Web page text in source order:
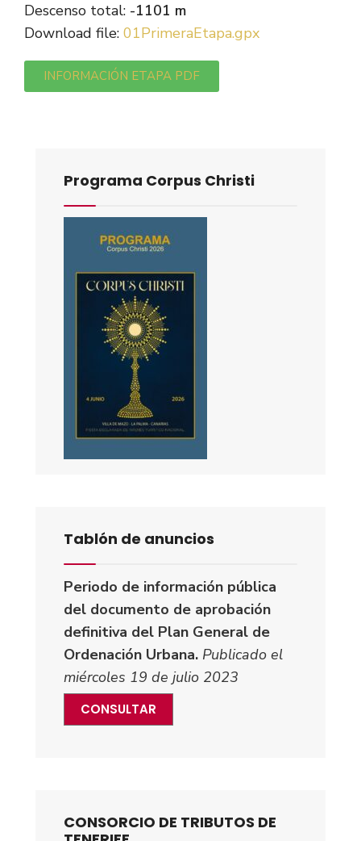
Descenso total: -1101 m
Download file: 01PrimeraEtapa.gpx
INFORMACIÓN ETAPA PDF
Programa Corpus Christi
Tablón de anuncios
Periodo de información pública
del documento de aprobación
definitiva del Plan General de
Ordenación Urbana. Publicado el
miércoles 19 de julio 2023
CONSULTAR
CONSORCIO DE TRIBUTOS DE